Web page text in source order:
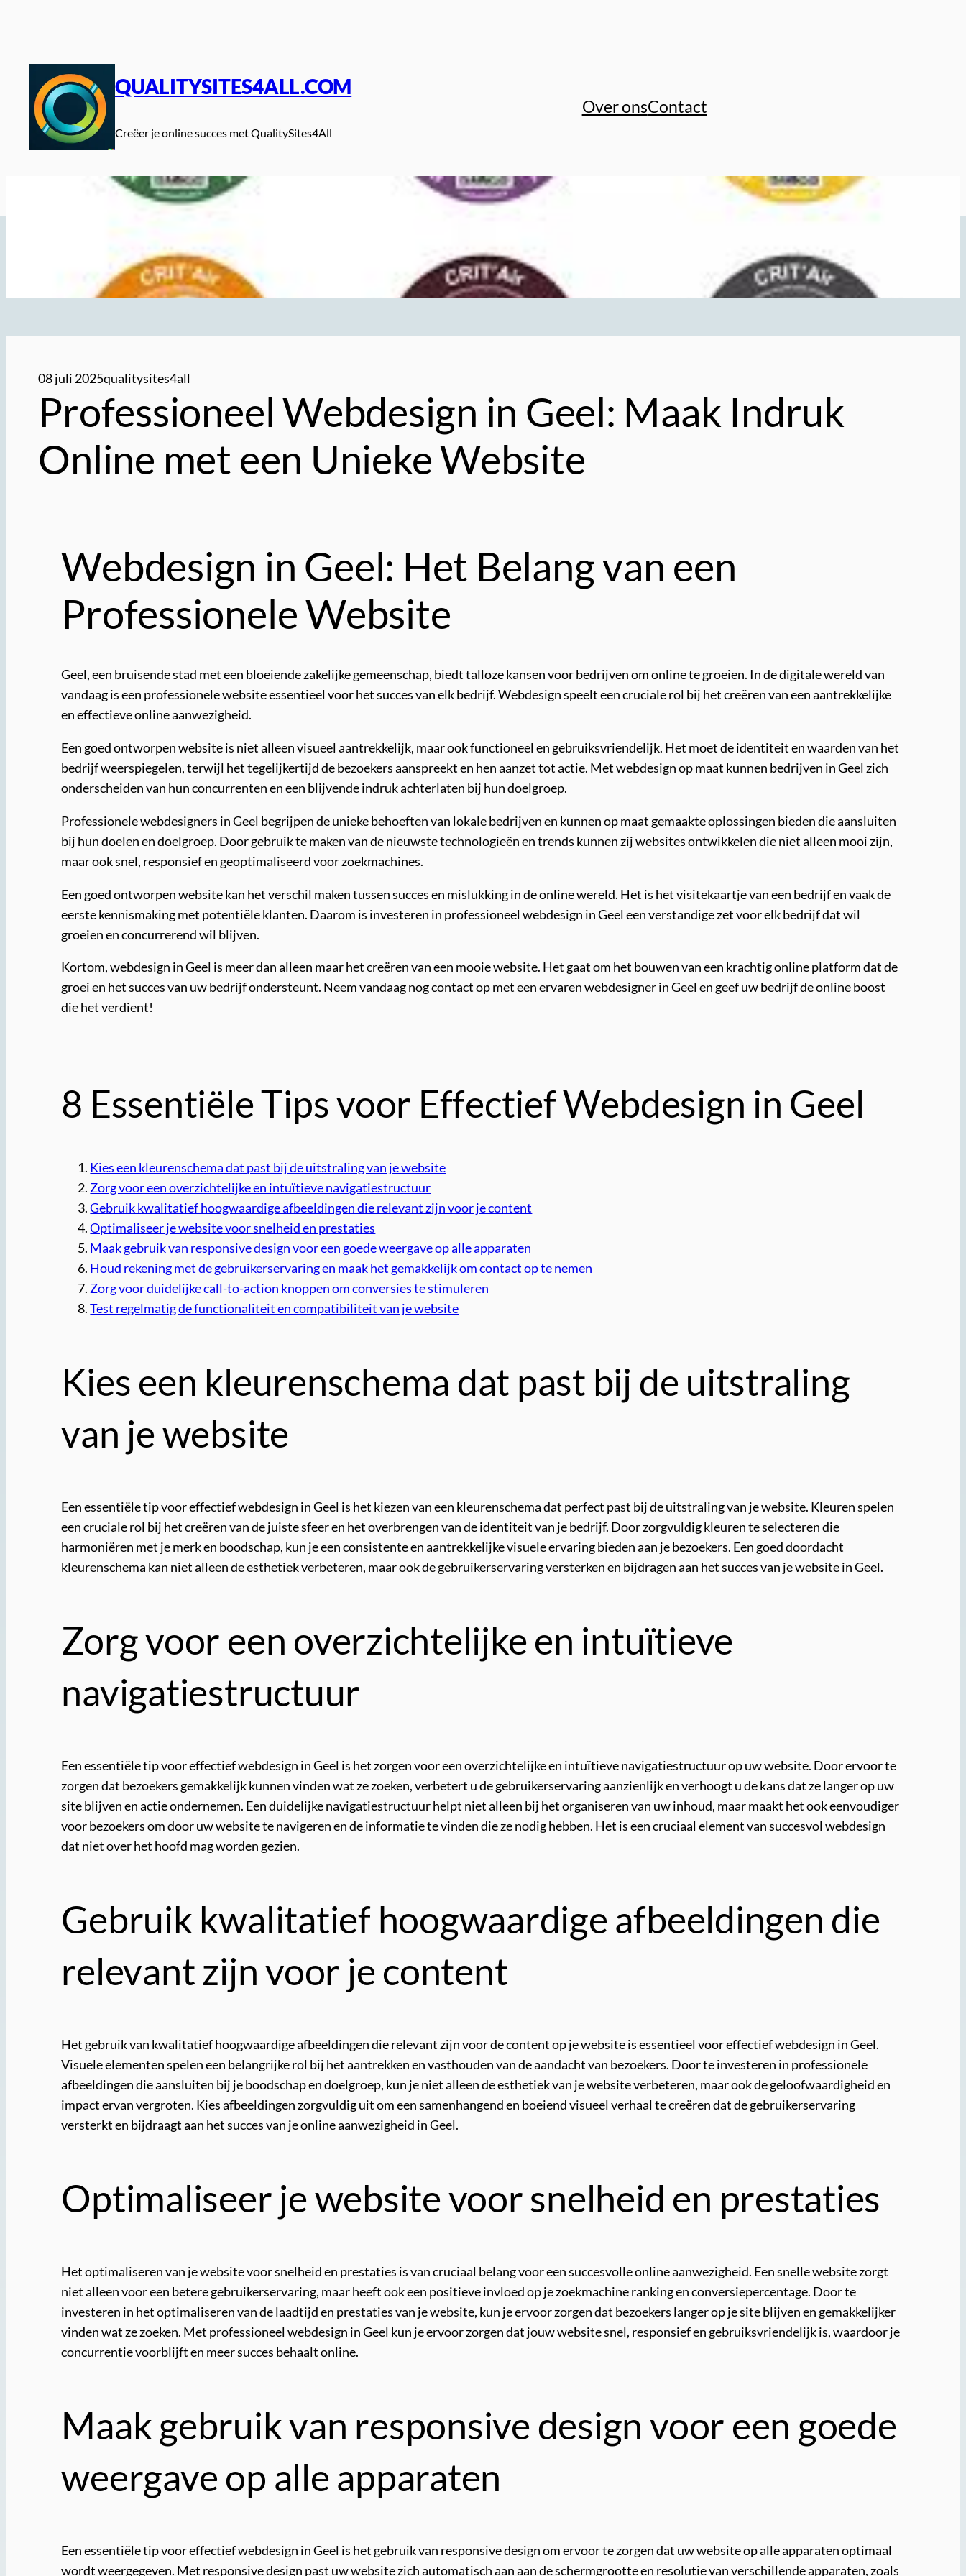
QUALITYSITES4ALL.COM
Creëer je online succes met QualitySites4All
Over onsContact
08 juli 2025qualitysites4all
Professioneel Webdesign in Geel: Maak Indruk
Online met een Unieke Website
Webdesign in Geel: Het Belang van een
Professionele Website
Geel, een bruisende stad met een bloeiende zakelijke gemeenschap, biedt talloze kansen voor bedrijven om online te groeien. In de digitale wereld van
vandaag is een professionele website essentieel voor het succes van elk bedrijf. Webdesign speelt een cruciale rol bij het creëren van een aantrekkelijke
en effectieve online aanwezigheid.
Een goed ontworpen website is niet alleen visueel aantrekkelijk, maar ook functioneel en gebruiksvriendelijk. Het moet de identiteit en waarden van het
bedrijf weerspiegelen, terwijl het tegelijkertijd de bezoekers aanspreekt en hen aanzet tot actie. Met webdesign op maat kunnen bedrijven in Geel zich
onderscheiden van hun concurrenten en een blijvende indruk achterlaten bij hun doelgroep.
Professionele webdesigners in Geel begrijpen de unieke behoeften van lokale bedrijven en kunnen op maat gemaakte oplossingen bieden die aansluiten
bij hun doelen en doelgroep. Door gebruik te maken van de nieuwste technologieën en trends kunnen zij websites ontwikkelen die niet alleen mooi zijn,
maar ook snel, responsief en geoptimaliseerd voor zoekmachines.
Een goed ontworpen website kan het verschil maken tussen succes en mislukking in de online wereld. Het is het visitekaartje van een bedrijf en vaak de
eerste kennismaking met potentiële klanten. Daarom is investeren in professioneel webdesign in Geel een verstandige zet voor elk bedrijf dat wil
groeien en concurrerend wil blijven.
Kortom, webdesign in Geel is meer dan alleen maar het creëren van een mooie website. Het gaat om het bouwen van een krachtig online platform dat de
groei en het succes van uw bedrijf ondersteunt. Neem vandaag nog contact op met een ervaren webdesigner in Geel en geef uw bedrijf de online boost
die het verdient!
8 Essentiële Tips voor Effectief Webdesign in Geel
Kies een kleurenschema dat past bij de uitstraling van je website
Zorg voor een overzichtelijke en intuïtieve navigatiestructuur
Gebruik kwalitatief hoogwaardige afbeeldingen die relevant zijn voor je content
Optimaliseer je website voor snelheid en prestaties
Maak gebruik van responsive design voor een goede weergave op alle apparaten
Houd rekening met de gebruikerservaring en maak het gemakkelijk om contact op te nemen
Zorg voor duidelijke call-to-action knoppen om conversies te stimuleren
Test regelmatig de functionaliteit en compatibiliteit van je website
Kies een kleurenschema dat past bij de uitstraling
van je website
Een essentiële tip voor effectief webdesign in Geel is het kiezen van een kleurenschema dat perfect past bij de uitstraling van je website. Kleuren spelen
een cruciale rol bij het creëren van de juiste sfeer en het overbrengen van de identiteit van je bedrijf. Door zorgvuldig kleuren te selecteren die
harmoniëren met je merk en boodschap, kun je een consistente en aantrekkelijke visuele ervaring bieden aan je bezoekers. Een goed doordacht
kleurenschema kan niet alleen de esthetiek verbeteren, maar ook de gebruikerservaring versterken en bijdragen aan het succes van je website in Geel.
Zorg voor een overzichtelijke en intuïtieve
navigatiestructuur
Een essentiële tip voor effectief webdesign in Geel is het zorgen voor een overzichtelijke en intuïtieve navigatiestructuur op uw website. Door ervoor te
zorgen dat bezoekers gemakkelijk kunnen vinden wat ze zoeken, verbetert u de gebruikerservaring aanzienlijk en verhoogt u de kans dat ze langer op uw
site blijven en actie ondernemen. Een duidelijke navigatiestructuur helpt niet alleen bij het organiseren van uw inhoud, maar maakt het ook eenvoudiger
voor bezoekers om door uw website te navigeren en de informatie te vinden die ze nodig hebben. Het is een cruciaal element van succesvol webdesign
dat niet over het hoofd mag worden gezien.
Gebruik kwalitatief hoogwaardige afbeeldingen die
relevant zijn voor je content
Het gebruik van kwalitatief hoogwaardige afbeeldingen die relevant zijn voor de content op je website is essentieel voor effectief webdesign in Geel.
Visuele elementen spelen een belangrijke rol bij het aantrekken en vasthouden van de aandacht van bezoekers. Door te investeren in professionele
afbeeldingen die aansluiten bij je boodschap en doelgroep, kun je niet alleen de esthetiek van je website verbeteren, maar ook de geloofwaardigheid en
impact ervan vergroten. Kies afbeeldingen zorgvuldig uit om een samenhangend en boeiend visueel verhaal te creëren dat de gebruikerservaring
versterkt en bijdraagt aan het succes van je online aanwezigheid in Geel.
Optimaliseer je website voor snelheid en prestaties
Het optimaliseren van je website voor snelheid en prestaties is van cruciaal belang voor een succesvolle online aanwezigheid. Een snelle website zorgt
niet alleen voor een betere gebruikerservaring, maar heeft ook een positieve invloed op je zoekmachine ranking en conversiepercentage. Door te
investeren in het optimaliseren van de laadtijd en prestaties van je website, kun je ervoor zorgen dat bezoekers langer op je site blijven en gemakkelijker
vinden wat ze zoeken. Met professioneel webdesign in Geel kun je ervoor zorgen dat jouw website snel, responsief en gebruiksvriendelijk is, waardoor je
concurrentie voorblijft en meer succes behaalt online.
Maak gebruik van responsive design voor een goede
weergave op alle apparaten
Een essentiële tip voor effectief webdesign in Geel is het gebruik van responsive design om ervoor te zorgen dat uw website op alle apparaten optimaal
wordt weergegeven. Met responsive design past uw website zich automatisch aan aan de schermgrootte en resolutie van verschillende apparaten, zoals